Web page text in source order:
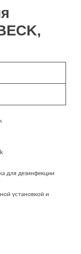
для дезинфекции
установкой и